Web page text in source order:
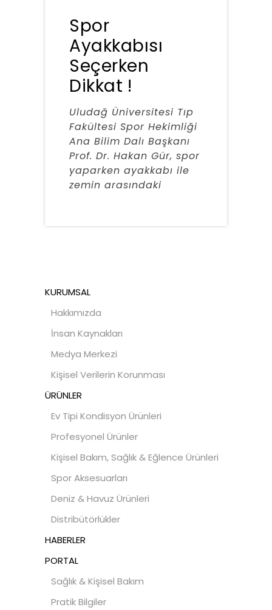
Spor
Ayakkabısı
Seçerken
Dikkat !
Uludağ Üniversitesi Tıp
Fakültesi Spor Hekimliği
Ana Bilim Dalı Başkanı
Prof. Dr. Hakan Gür, spor
yaparken ayakkabı ile
zemin arasındaki
KURUMSAL
Hakkımızda
İnsan Kaynakları
Medya Merkezi
Kişisel Verilerin Korunması
ÜRÜNLER
Ev Tipi Kondisyon Ürünleri
Profesyonel Ürünler
Kişisel Bakım, Sağlık & Eğlence Ürünleri
Spor Aksesuarları
Deniz & Havuz Ürünleri
Distribütörlükler
HABERLER
PORTAL
Sağlık & Kişisel Bakım
Pratik Bilgiler